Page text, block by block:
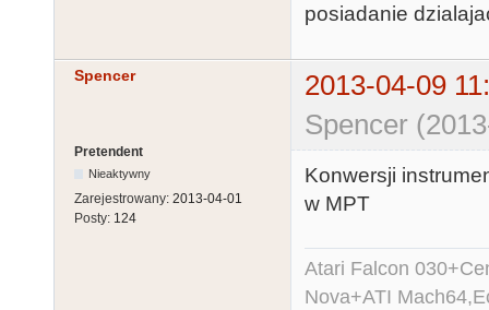
posiadanie
Spencer
2013-04-09
Spencer
Pretendent
Nieaktywny
Zarejestrowany: 2013-04-01
Posty: 124
Konwersji
w MPT
Atari Falcon
Nova+ATI